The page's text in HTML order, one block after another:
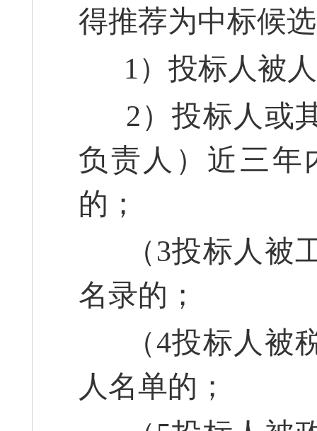
得推荐为中标候
1）投标人被人
2）投标人或
负责人）近三年
的；
（3投标人被
名录的；
（4投标人被
人名单的；